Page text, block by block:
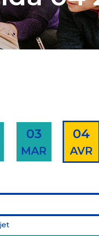
03
MAR
04
AVR